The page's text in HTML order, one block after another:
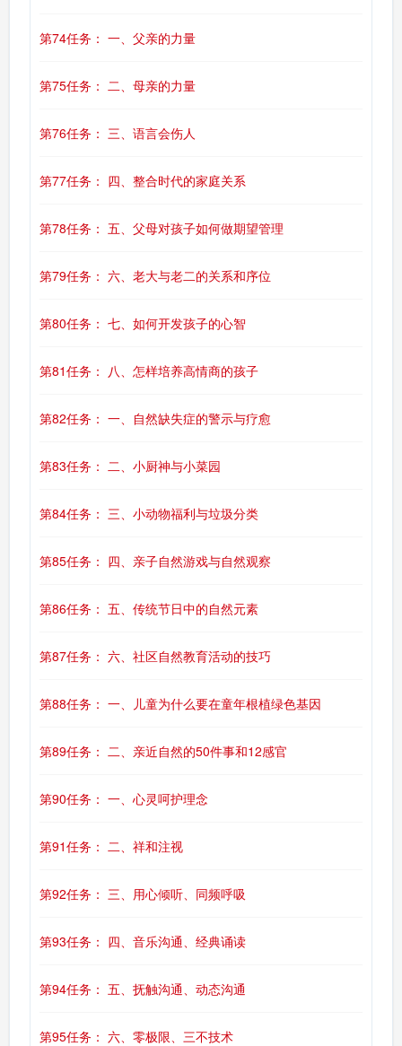
第74任务： 一、父亲的力量
第75任务： 二、母亲的力量
第76任务： 三、语言会伤人
第77任务： 四、整合时代的家庭关系
第78任务： 五、父母对孩子如何做期望管理
第79任务： 六、老大与老二的关系和序位
第80任务： 七、如何开发孩子的心智
第81任务： 八、怎样培养高情商的孩子
第82任务： 一、自然缺失症的警示与疗愈
第83任务： 二、小厨神与小菜园
第84任务： 三、小动物福利与垃圾分类
第85任务： 四、亲子自然游戏与自然观察
第86任务： 五、传统节日中的自然元素
第87任务： 六、社区自然教育活动的技巧
第88任务： 一、儿童为什么要在童年根植绿色基因
第89任务： 二、亲近自然的50件事和12感官
第90任务： 一、心灵呵护理念
第91任务： 二、祥和注视
第92任务： 三、用心倾听、同频呼吸
第93任务： 四、音乐沟通、经典诵读
第94任务： 五、抚触沟通、动态沟通
第95任务： 六、零极限、三不技术